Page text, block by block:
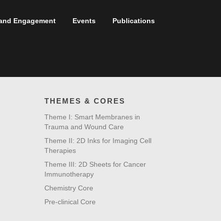
Engagement Events Publications
THEMES & CORES
Theme I: Smart Membranes in
Trauma and Wound Care
Theme II: 2D Inks for Imaging Cell
Therapies
Theme III: 2D Sheets for Cancer
Immunotherapy
Chemistry Core
Pre-clinical Core